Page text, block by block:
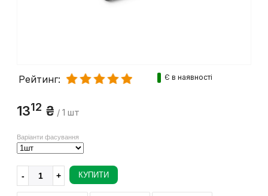
Рейтинг: Є в наявності
1312 ₴ / 1 шт
Варіанти фасування
КУПИТИ